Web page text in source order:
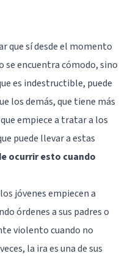
que sí desde el momento
se encuentra cómodo, sino
es indestructible, puede
los demás, que tiene más
empiece a tratar a los
puede llevar a estas
ocurrir esto cuando
jóvenes empiecen a
órdenes a sus padres o
violento cuando no
la ira es una de sus